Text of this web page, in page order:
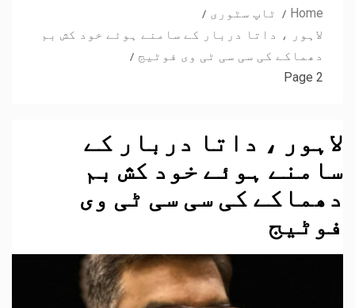
Home
ٹاپ سٹوری
لاہور ، داتا دربار کے سامنے ہوئے خود کش بم
دھماکے کی سی سی ٹی وی فوٹیج
Page 2
لاہور ، داتا دربار کے
سامنے ہوئے خود کش بم
دھماکے کی سی سی ٹی وی
فوٹیج